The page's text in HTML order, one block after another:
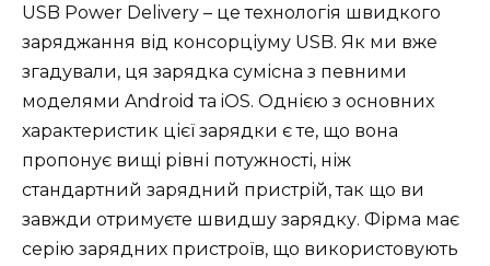
USB Power Delivery – це технологія швидкого
заряджання від консорціуму USB. Як ми вже
згадували, ця зарядка сумісна з певними
моделями Android та iOS. Однією з основних
характеристик цієї зарядки є те, що вона
пропонує вищі рівні потужності, ніж
стандартний зарядний пристрій, так що ви
завжди отримуєте швидшу зарядку. Фірма має
серію зарядних пристроїв, що використовують